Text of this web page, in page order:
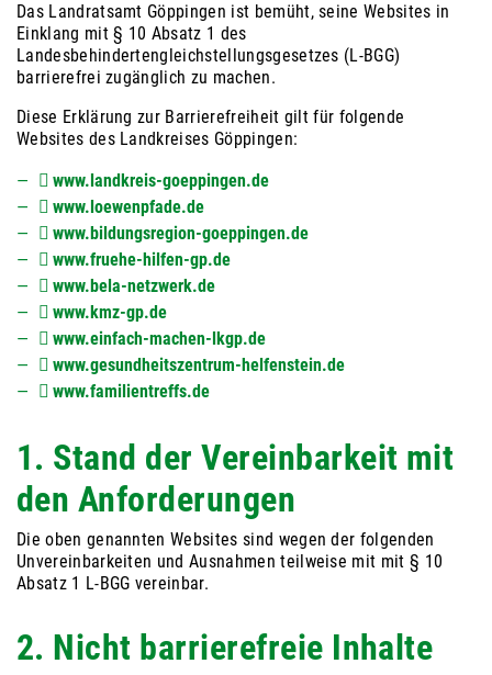
Das Landratsamt Göppingen ist bemüht, seine Websites in
Einklang mit § 10 Absatz 1 des
Landesbehindertengleichstellungsgesetzes (L-BGG)
barrierefrei zugänglich zu machen.
Diese Erklärung zur Barrierefreiheit gilt für folgende
Websites des Landkreises Göppingen:
www.landkreis-goeppingen.de
www.loewenpfade.de
www.bildungsregion-goeppingen.de
www.fruehe-hilfen-gp.de
www.bela-netzwerk.de
www.kmz-gp.de
www.einfach-machen-lkgp.de
www.gesundheitszentrum-helfenstein.de
www.familientreffs.de
1. Stand der Vereinbarkeit mit
den Anforderungen
Die oben genannten Websites sind wegen der folgenden
Unvereinbarkeiten und Ausnahmen teilweise mit mit § 10
Absatz 1 L-BGG vereinbar.
2. Nicht barrierefreie Inhalte